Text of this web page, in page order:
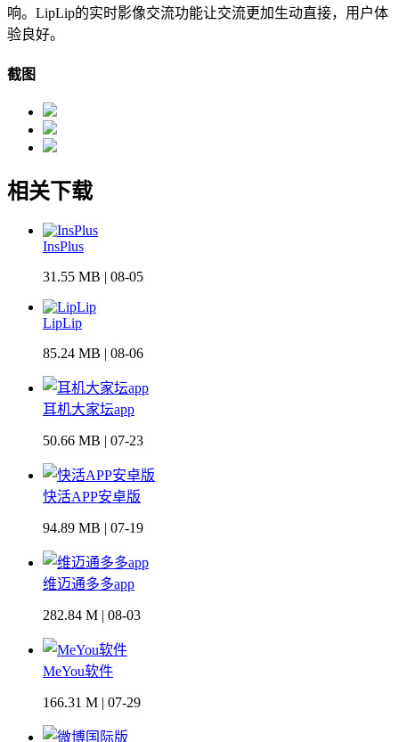
响。LipLip的实时影像交流功能让交流更加生动直接，用户体
验良好。
截图
相关下载
InsPlus
31.55 MB | 08-05
LipLip
85.24 MB | 08-06
耳机大家坛app
50.66 MB | 07-23
快活APP安卓版
94.89 MB | 07-19
维迈通多多app
282.84 M | 08-03
MeYou软件
166.31 M | 07-29